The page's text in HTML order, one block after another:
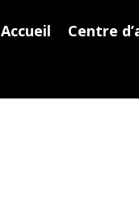
Accueil Centre